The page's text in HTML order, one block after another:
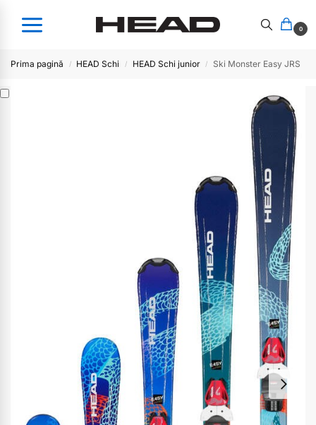
0
Prima pagină / HEAD Schi / HEAD Schi junior / Ski Monster Easy JRS